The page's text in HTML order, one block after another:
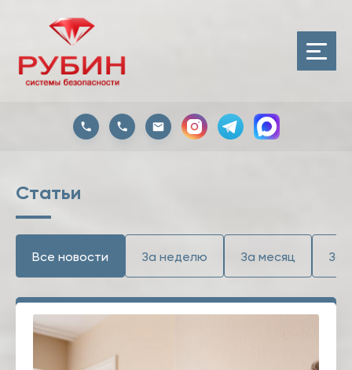
Статьи
Все новости За неделю За месяц За